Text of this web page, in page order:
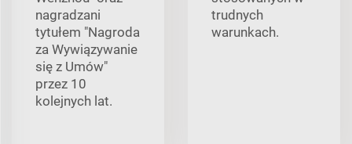
nagradzani
tytułem "Nagroda
za Wywiązywanie
się z Umów"
przez 10
kolejnych lat.
trudnych
warunkach.